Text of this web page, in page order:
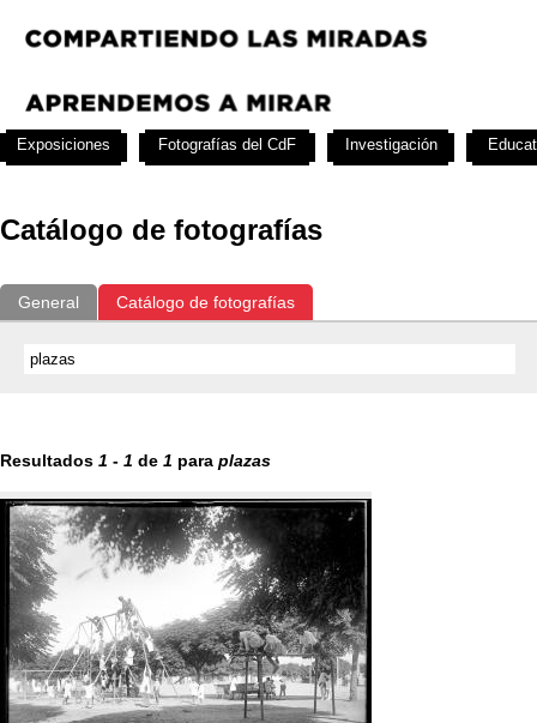
Catálogo de fotografías
General Catálogo de fotografías
Resultados 1 - 1 de 1 para plazas
Exposiciones Fotografías del CdF Investigación